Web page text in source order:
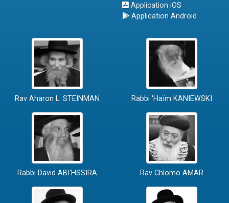
Application iOS
Application Android
Rav Aharon L. STEINMAN Rabbi 'Haïm KANIEWSKI
Rabbi David ABI'HSSIRA Rav Chlomo AMAR